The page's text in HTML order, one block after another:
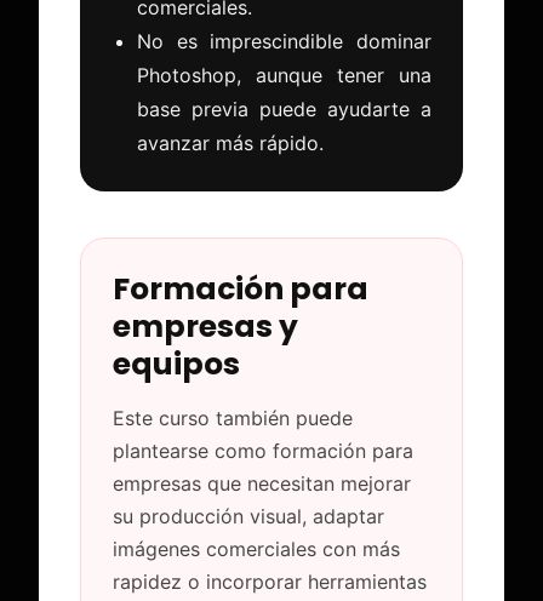
comerciales.
No es imprescindible dominar
Photoshop, aunque tener una
base previa puede ayudarte a
avanzar más rápido.
Formación para
empresas y
equipos
Este curso también puede
plantearse como formación para
empresas que necesitan mejorar
su producción visual, adaptar
imágenes comerciales con más
rapidez o incorporar herramientas